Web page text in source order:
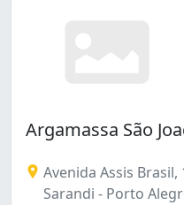
Argamassa São
Avenida Assis Brasil,
Sarandi - Porto